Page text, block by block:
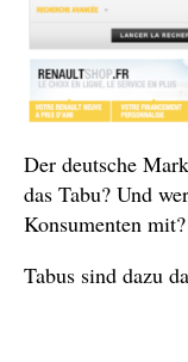
Der deutsche
das Tabu? Und
Konsumenten mit?
Tabus sind dazu